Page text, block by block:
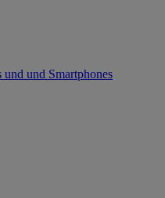
und Smartphones